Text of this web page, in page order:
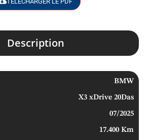
Description
BMW
X3 xDrive 20Das
07/2025
17.400 Km